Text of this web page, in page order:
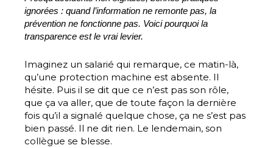
ignorées : quand l’information ne remonte pas, la
prévention ne fonctionne pas. Voici pourquoi la
transparence est le vrai levier.
Imaginez un salarié qui remarque, ce matin-là,
qu’une protection machine est absente. Il
hésite. Puis il se dit que ce n’est pas son rôle,
que ça va aller, que de toute façon la dernière
fois qu’il a signalé quelque chose, ça ne s’est pas
bien passé. Il ne dit rien. Le lendemain, son
collègue se blesse.